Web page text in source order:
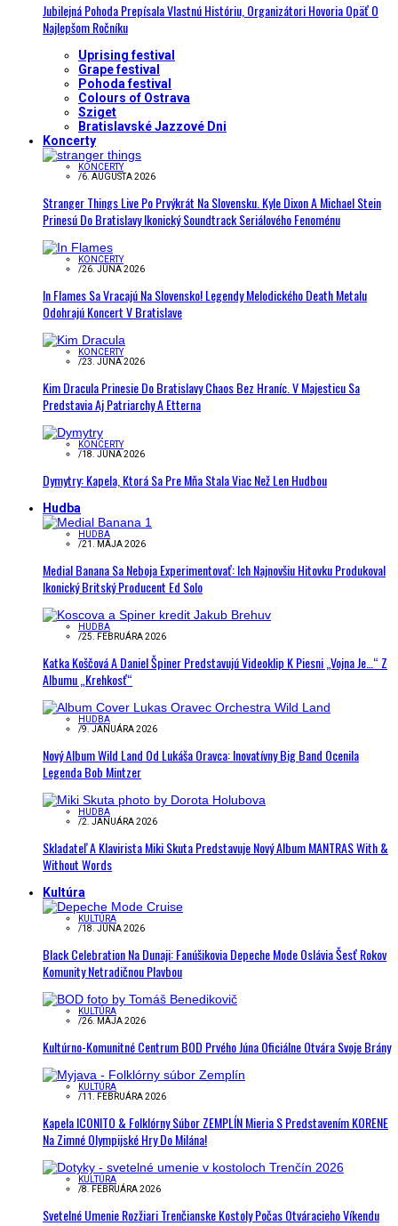
Jubilejná Pohoda Prepísala Vlastnú Históriu, Organizátori Hovoria Opäť O
Najlepšom Ročníku
Uprising festival
Grape festival
Pohoda festival
Colours of Ostrava
Sziget
Bratislavské Jazzové Dni
Koncerty
KONCERTY
/6. AUGUSTA 2026
Stranger Things Live Po Prvýkrát Na Slovensku. Kyle Dixon A Michael Stein
Prinesú Do Bratislavy Ikonický Soundtrack Seriálového Fenoménu
KONCERTY
/26. JÚNA 2026
In Flames Sa Vracajú Na Slovensko! Legendy Melodického Death Metalu
Odohrajú Koncert V Bratislave
KONCERTY
/23. JÚNA 2026
Kim Dracula Prinesie Do Bratislavy Chaos Bez Hraníc. V Majesticu Sa
Predstavia Aj Patriarchy A Etterna
KONCERTY
/18. JÚNA 2026
Dymytry: Kapela, Ktorá Sa Pre Mňa Stala Viac Než Len Hudbou
Hudba
HUDBA
/21. MÁJA 2026
Medial Banana Sa Neboja Experimentovať: Ich Najnovšiu Hitovku Produkoval
Ikonický Britský Producent Ed Solo
HUDBA
/25. FEBRUÁRA 2026
Katka Koščová A Daniel Špiner Predstavujú Videoklip K Piesni „Vojna Je…“ Z
Albumu „Krehkosť“
HUDBA
/9. JANUÁRA 2026
Nový Album Wild Land Od Lukáša Oravca: Inovatívny Big Band Ocenila
Legenda Bob Mintzer
HUDBA
/2. JANUÁRA 2026
Skladateľ A Klavirista Miki Skuta Predstavuje Nový Album MANTRAS With &
Without Words
Kultúra
KULTÚRA
/18. JÚNA 2026
Black Celebration Na Dunaji: Fanúšikovia Depeche Mode Oslávia Šesť Rokov
Komunity Netradičnou Plavbou
KULTÚRA
/26. MÁJA 2026
Kultúrno-Komunitné Centrum BOD Prvého Júna Oficiálne Otvára Svoje Brány
KULTÚRA
/11. FEBRUÁRA 2026
Kapela ICONITO & Folklórny Súbor ZEMPLÍN Mieria S Predstavením KORENE
Na Zimné Olympijské Hry Do Milána!
KULTÚRA
/8. FEBRUÁRA 2026
Svetelné Umenie Rozžiari Trenčianske Kostoly Počas Otváracieho Víkendu